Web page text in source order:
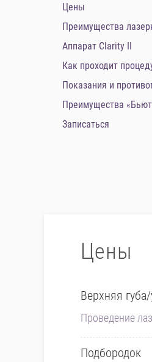
Цены
Преимущества
Аппарат Clarity II
Как проходит
Показания и
Преимущества
Записаться
Цены
Верхняя
Проведение
Подбородок